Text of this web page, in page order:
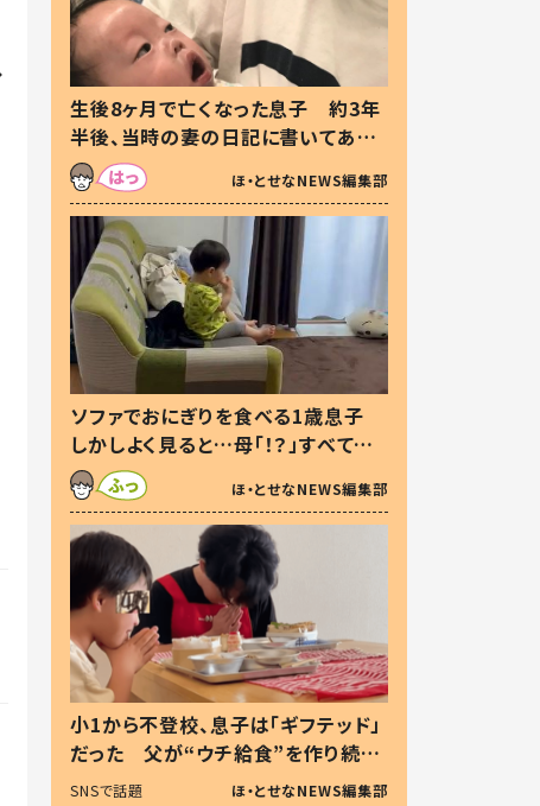
生後8ヶ月で亡くなった息子 約3年
半後、当時の妻の日記に書いてあっ
た本音とは
ほ・とせなNEWS編集部
ソファでおにぎりを食べる1歳息子
しかしよく見ると…母「！？」すべてを
察した母の投稿に「可愛いから許
す！」「現行犯〜」
ほ・とせなNEWS編集部
小1から不登校、息子は「ギフテッド」
だった 父が“ウチ給食”を作り続け
る理由とは #令和の親 #令和の子
SNSで話題 ほ・とせなNEWS編集部